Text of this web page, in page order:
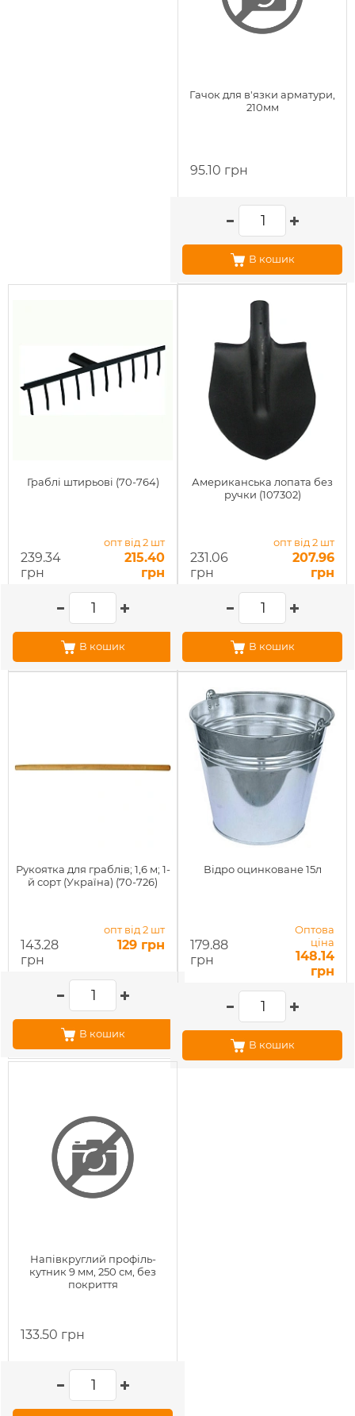
Гачок для в'язки арматури,
210мм
95.10 грн
В кошик
Граблі штирьові (70-764)
239.34
грн
опт від 2 шт
215.40
грн
В кошик
Американська лопата без
ручки (107302)
231.06
грн
опт від 2 шт
207.96
грн
В кошик
Рукоятка для граблів; 1,6 м; 1-
й сорт (Україна) (70-726)
143.28
грн
опт від 2 шт
129 грн
В кошик
Відро оцинковане 15л
179.88
грн
Оптова
ціна
148.14
грн
В кошик
Напівкруглий профіль-
кутник 9 мм, 250 см, без
покриття
133.50 грн